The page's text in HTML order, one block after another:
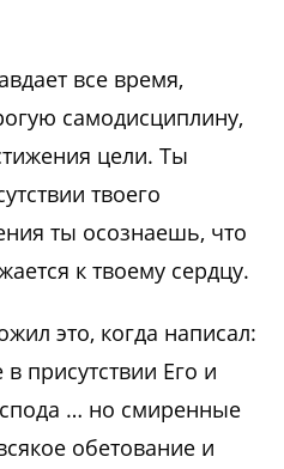
все время,
самодисциплину,
цели. Ты
твоего
ты осознаешь, что
к твоему сердцу.
это, когда написал:
присутствии Его и
… но смиренные
обетование и